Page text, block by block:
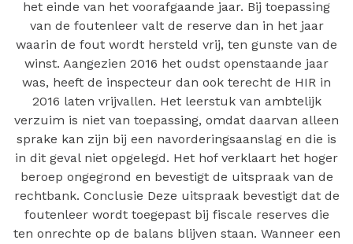
het einde van het voorafgaande jaar. Bij toepassing
van de foutenleer valt de reserve dan in het jaar
waarin de fout wordt hersteld vrij, ten gunste van de
winst. Aangezien 2016 het oudst openstaande jaar
was, heeft de inspecteur dan ook terecht de HIR in
2016 laten vrijvallen. Het leerstuk van ambtelijk
verzuim is niet van toepassing, omdat daarvan alleen
sprake kan zijn bij een navorderingsaanslag en die is
in dit geval niet opgelegd. Het hof verklaart het hoger
beroep ongegrond en bevestigt de uitspraak van de
rechtbank. Conclusie Deze uitspraak bevestigt dat de
foutenleer wordt toegepast bij fiscale reserves die
ten onrechte op de balans blijven staan. Wanneer een